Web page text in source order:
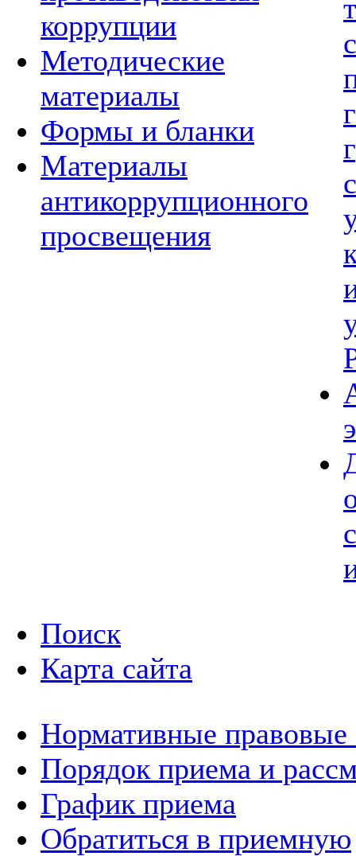
коррупции
Методические
материалы
Формы и бланки
Материалы
антикоррупционного
просвещения
Поиск
Карта сайта
Нормативные правовые
Порядок приема и
График приема
Обратиться в приемную